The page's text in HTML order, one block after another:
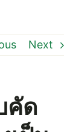
Next
คัด